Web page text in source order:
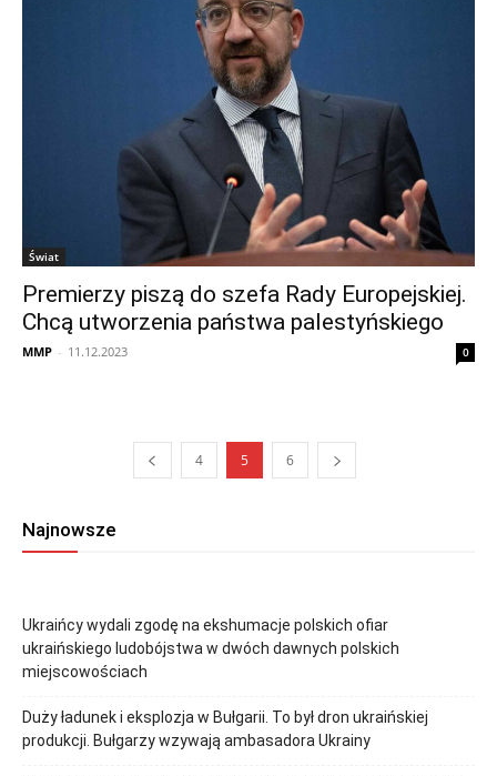
Świat
Premierzy piszą do szefa Rady Europejskiej.
Chcą utworzenia państwa palestyńskiego
MMP - 11.12.2023 0
4 5 6
Najnowsze
Ukraińcy wydali zgodę na ekshumacje polskich ofiar
ukraińskiego ludobójstwa w dwóch dawnych polskich
miejscowościach
Duży ładunek i eksplozja w Bułgarii. To był dron ukraińskiej
produkcji. Bułgarzy wzywają ambasadora Ukrainy